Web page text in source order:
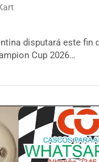
disputará este fin
Cup 2026…